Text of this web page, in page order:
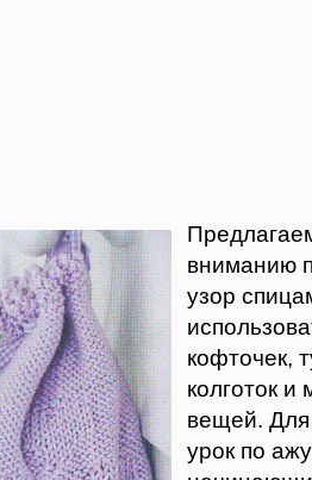
вниманию
узор
кофточек,
колготок и
вещей. Для
урок по